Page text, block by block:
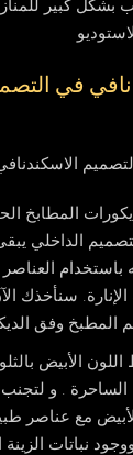
بشكل كبير
في
المطابخ
الداخلي
العناصر
الإنارة. سنأخذك
المطبخ وفق
اللون الأبيض
الساحرة . و لتجنب
مع عناصر
نباتات الزينة